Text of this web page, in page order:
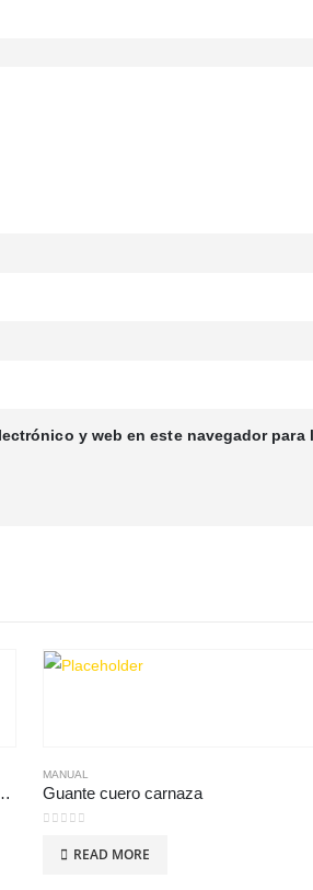
y web en este navegador para
NYLON M43-12
MANUAL
Guante cuero carnaza
READ MORE